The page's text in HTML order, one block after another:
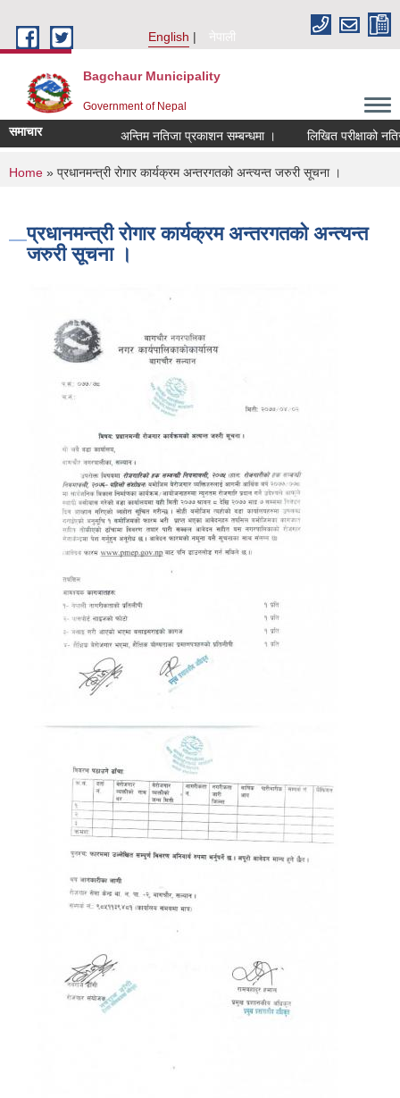
English
नेपाली
Bagchaur Municipality
Government of Nepal
समाचार अन्तिम नतिजा प्रकाशन सम्बन्धमा । लिखित परीक्षाको
You are here
Home » प्रधानमन्त्री रोगार कार्यक्रम अन्तरगतको अन्त्यन्त जरुरी सूचना ।
प्रधानमन्त्री रोगार कार्यक्रम अन्तरगतको अन्त्यन्त
जरुरी सूचना ।